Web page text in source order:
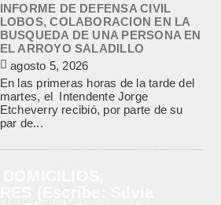
INFORME DE DEFENSA CIVIL
LOBOS, COLABORACION EN LA
BUSQUEDA DE UNA PERSONA EN
EL ARROYO SALADILLO
agosto 5, 2026
En las primeras horas de la tarde del
martes, el Intendente Jorge
Etcheverry recibió, por parte de su
par de...